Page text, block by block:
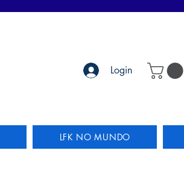
Login
LFK NO MUNDO